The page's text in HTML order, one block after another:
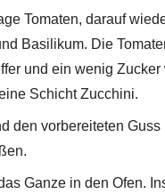
Tomaten, darauf
Basilikum. Die
und ein wenig Zucker
Schicht Zucchini.
den vorbereiteten Guss
Ganze in den Ofen.